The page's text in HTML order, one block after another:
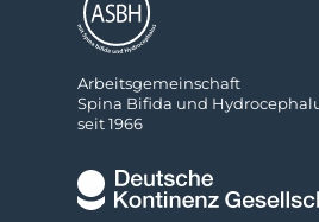
Ar­beits­ge­mein­schaft
Spina Bifida und
seit 1966